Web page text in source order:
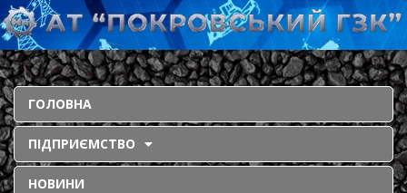
ГОЛОВНА
ПІДПРИЄМСТВО
НОВИНИ